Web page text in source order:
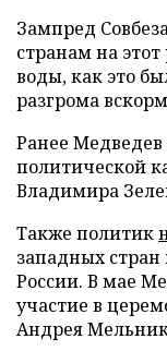
Зампред
странам на
воды, как это
разгрома
Ранее Медведев
политической
Владимира
Также политик
западных
России. В мае
участие в
Андрея